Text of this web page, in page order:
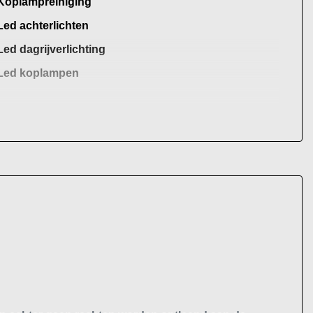
achterlichten
dagrijverlichting
koplampen
distance control